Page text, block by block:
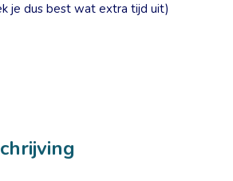
je dus best wat extra tijd uit)